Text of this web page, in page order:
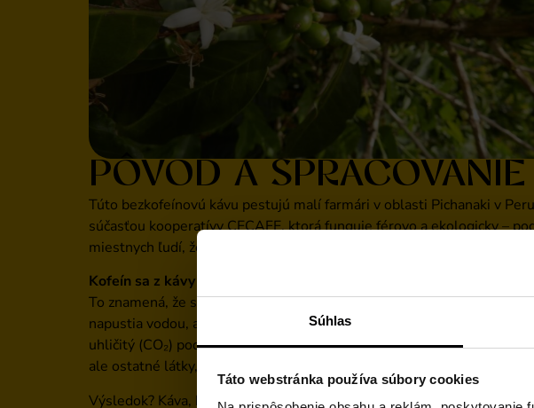
Súhlas
Táto webstránka používa súbory cookies
PÔVOD A SPRACOVANIE
Túto bezkofeínovú kávu pestujú malí farmári v oblasti Pichanaki v
súčasťou kooperatívy CECAFE, ktorá funguje férovo a ekologicky –
miestnych ľudí, ženy vo farmárstve a zároveň dbá na prírodu aj kvalitu.
Kofeín sa z kávy odstraňuje prírodným spôsobom – cez tzv. CO₂
To znamená, že sa nepoužívajú žiadne chemikálie. Kávové zrnká sa
napustia vodou, aby zmäkli a otvorili sa ich póry. Potom sa do vody
uhličitý (CO₂) pod vysokým tlakom. Ten pôsobí ako magnet –
ale ostatné látky, ktoré dávajú káve chuť a vôňu, nechá na pokoji.
Výsledok? Káva, ktorá nechutí „bezkofeínovo“ ani umelo – stále je